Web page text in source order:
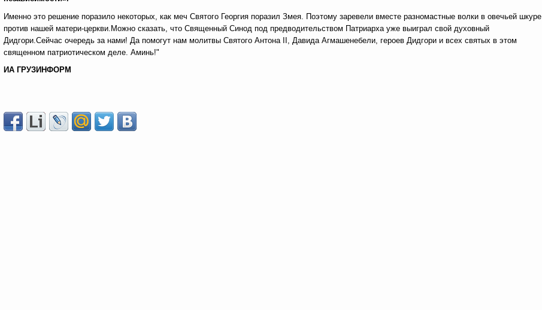
Именно это решение поразило некоторых, как меч Святого Георгия поразил Змея. Поэтому заревели вместе разномастные волки в овечьей шкуре
против нашей матери-церкви.Можно сказать, что Священный Синод под предводительством Патриарха уже выиграл свой духовный
Дидгори.Сейчас очередь за нами! Да помогут нам молитвы Святого Антона II, Давида Агмашенебели, героев Дидгори и всех святых в этом
священном патриотическом деле. Аминь!"
ИА ГРУЗИНФОРМ